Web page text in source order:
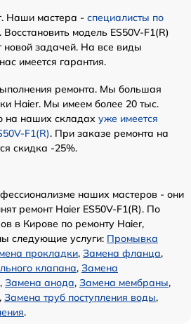
Наши мастера - специалисты по
. Восстановить модель ES50V-F1(R)
новой задачей. На все виды
имеется гарантия.
ремонта. Мы большая
Haier. Мы имеем более 20 тыс.
на наших складах уже имеется
F1(R). При заказе ремонта на
скидка -25%.
наших мастеров - они
ремонт Haier ES50V-F1(R). По
в Кирове по ремонту Haier,
следующие услуги: Промывка
прокладки, Замена фланца,
клапана, Замена
, Замена анода, Замена мембраны,
, Замена труб поступления воды,
.